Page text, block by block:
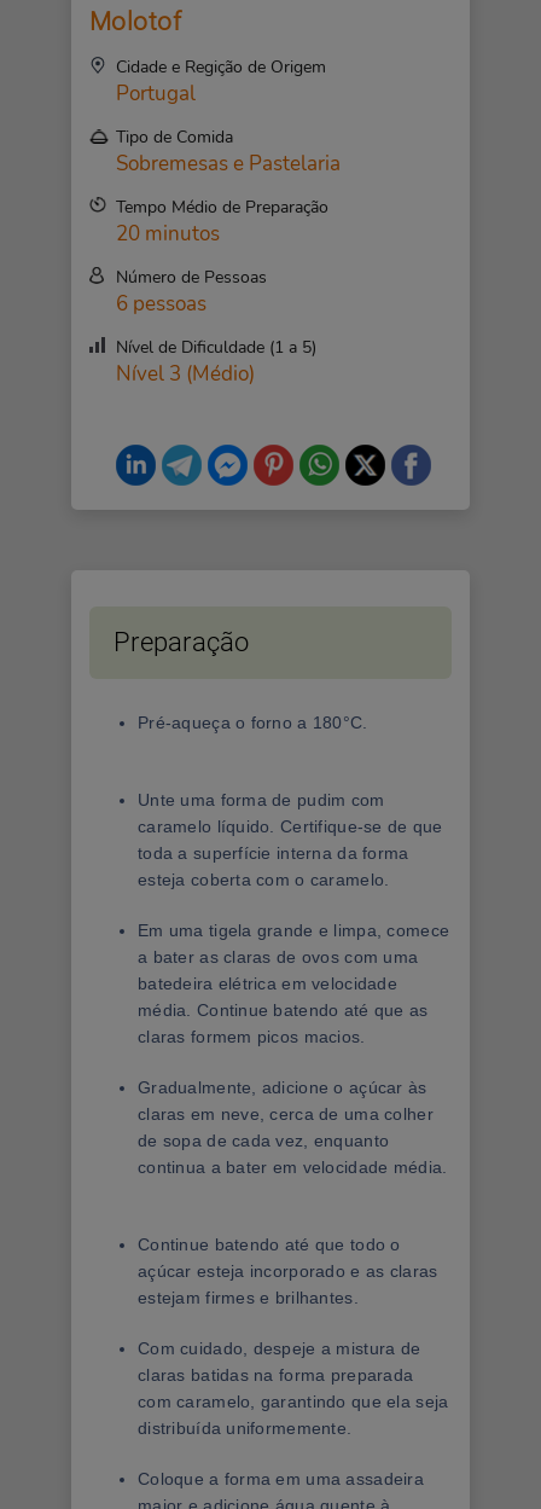
Molotof
Cidade e Regição de Origem
Portugal
Tipo de Comida
Sobremesas e Pastelaria
Tempo Médio de Preparação
20 minutos
Número de Pessoas
6 pessoas
Nível de Dificuldade (1 a 5)
Nível 3 (Médio)
Preparação
Pré-aqueça o forno a 180°C.
Unte uma forma de pudim com
caramelo líquido. Certifique-se de que
toda a superfície interna da forma
esteja coberta com o caramelo.
Em uma tigela grande e limpa, comece
a bater as claras de ovos com uma
batedeira elétrica em velocidade
média. Continue batendo até que as
claras formem picos macios.
Gradualmente, adicione o açúcar às
claras em neve, cerca de uma colher
de sopa de cada vez, enquanto
continua a bater em velocidade média.
Continue batendo até que todo o
açúcar esteja incorporado e as claras
estejam firmes e brilhantes.
Com cuidado, despeje a mistura de
claras batidas na forma preparada
com caramelo, garantindo que ela seja
distribuída uniformemente.
Coloque a forma em uma assadeira